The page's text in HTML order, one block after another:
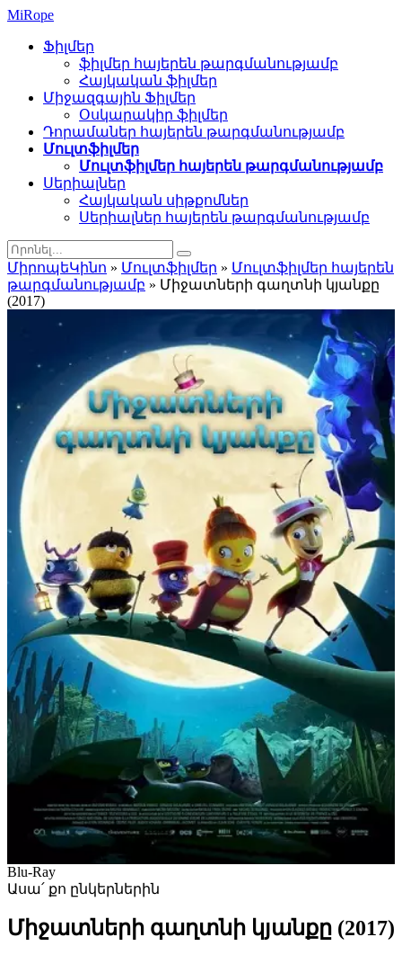
MiRope
Ֆիլմեր
ֆիլմեր հայերեն թարգմանությամբ
Հայկական ֆիլմեր
Միջազգային Ֆիլմեր
Օսկարակիր ֆիլմեր
Դորամաներ հայերեն թարգմանությամբ
Մուլտֆիլմեր
Մուլտֆիլմեր հայերեն թարգմանությամբ
Սերիալներ
Հայկական սիթքոմներ
Սերիալներ հայերեն թարգմանությամբ
ՄիրոպեԿինո » Մուլտֆիլմեր » Մուլտֆիլմեր հայերեն
թարգմանությամբ » Միջատների գաղտնի կյանքը
(2017)
Blu-Ray
Ասա՛ քո ընկերներին
Միջատների գաղտնի կյանքը (2017)